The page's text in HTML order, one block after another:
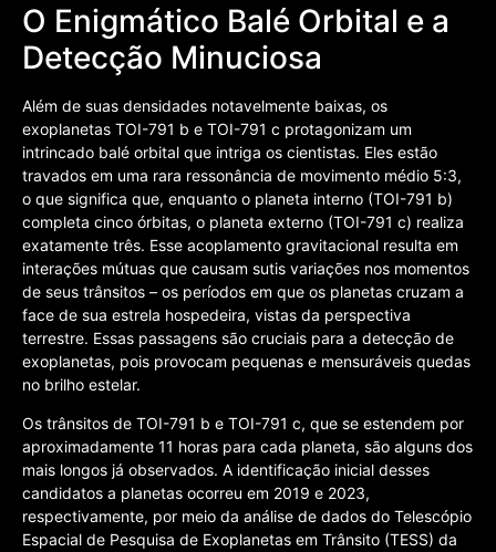
O Enigmático Balé Orbital e a
Detecção Minuciosa
Além de suas densidades notavelmente baixas, os
exoplanetas TOI-791 b e TOI-791 c protagonizam um
intrincado balé orbital que intriga os cientistas. Eles estão
travados em uma rara ressonância de movimento médio 5:3,
o que significa que, enquanto o planeta interno (TOI-791 b)
completa cinco órbitas, o planeta externo (TOI-791 c) realiza
exatamente três. Esse acoplamento gravitacional resulta em
interações mútuas que causam sutis variações nos momentos
de seus trânsitos – os períodos em que os planetas cruzam a
face de sua estrela hospedeira, vistas da perspectiva
terrestre. Essas passagens são cruciais para a detecção de
exoplanetas, pois provocam pequenas e mensuráveis quedas
no brilho estelar.
Os trânsitos de TOI-791 b e TOI-791 c, que se estendem por
aproximadamente 11 horas para cada planeta, são alguns dos
mais longos já observados. A identificação inicial desses
candidatos a planetas ocorreu em 2019 e 2023,
respectivamente, por meio da análise de dados do Telescópio
Espacial de Pesquisa de Exoplanetas em Trânsito (TESS) da